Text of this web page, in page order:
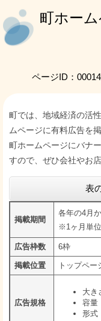
町ホー
ページID：
町では、地域経済の活
ムページに有料広告を
町ホームページにバナ
すので、ぜひ会社やお
表
掲載期間
各年の4月
※1ヶ月単
広告枠数 6枠
掲載位置 トップペー
広告規格
大き
容量
形式